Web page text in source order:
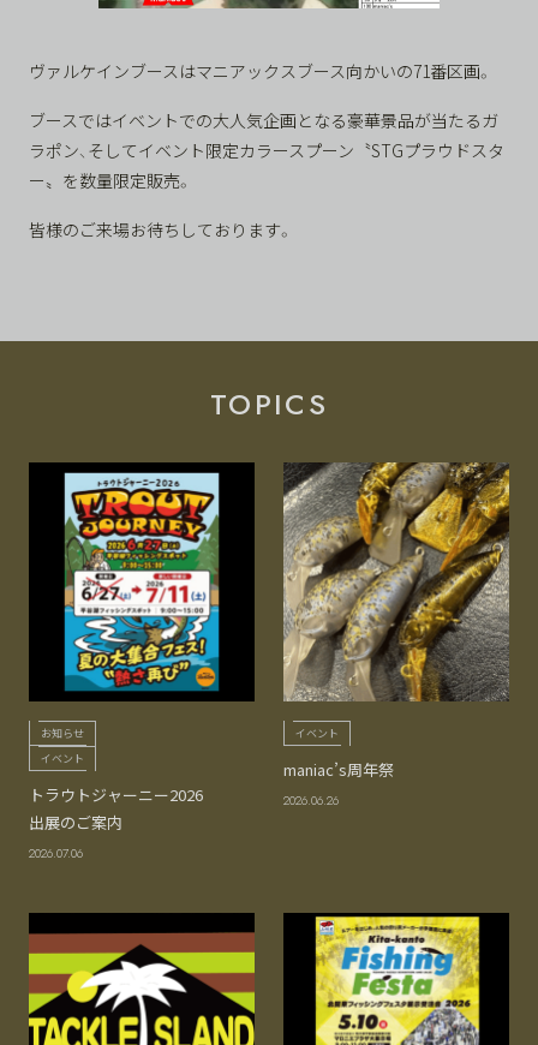
ヴァルケインブースはマニアックスブース向かいの71番区画。
ブースではイベントでの大人気企画となる豪華景品が当たるガ
ラポン、そしてイベント限定カラースプーン〝STGプラウドスタ
ー〟を数量限定販売。
皆様のご来場お待ちしております。
TOPICS
お知らせ
イベント
トラウトジャーニー2026
出展のご案内
2026.07.06
イベント
maniac’s周年祭
2026.06.26